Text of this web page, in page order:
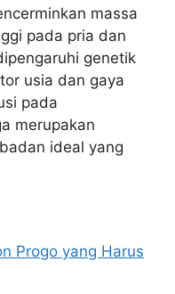
massa
pada pria dan
genetik
usia dan gaya
pada
merupakan
ideal yang
Progo yang Harus